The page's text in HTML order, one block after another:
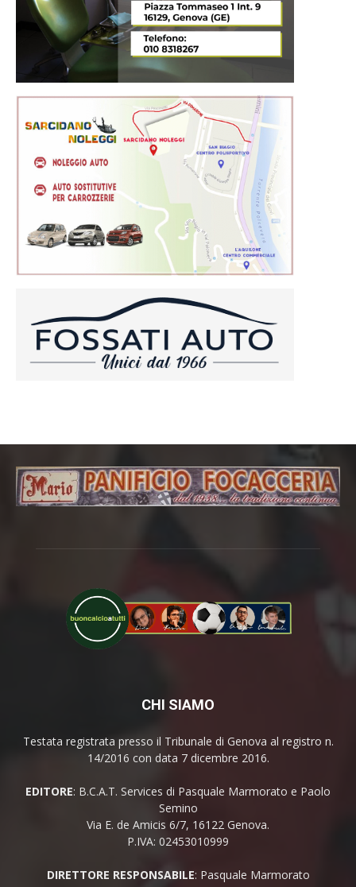
CHI SIAMO
Testata registrata presso il Tribunale di Genova al registro n.
14/2016 con data 7 dicembre 2016.
EDITORE: B.C.A.T. Services di Pasquale Marmorato e Paolo
Semino
Via E. de Amicis 6/7, 16122 Genova.
P.IVA: 02453010999
DIRETTORE RESPONSABILE: Pasquale Marmorato